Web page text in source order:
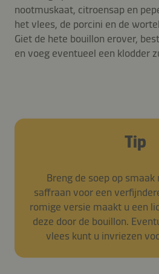
nootmuskaat, citroensap en
het vlees, de porcini en de
Giet de hete bouillon erover,
en voeg eventueel een klodder
Tip
Breng de soep op
saffraan voor een
romige versie maakt u een
deze door de bouillon.
vlees kunt u invriezen